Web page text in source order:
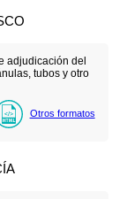
adjudicación del
tubos y otro
Otros formatos